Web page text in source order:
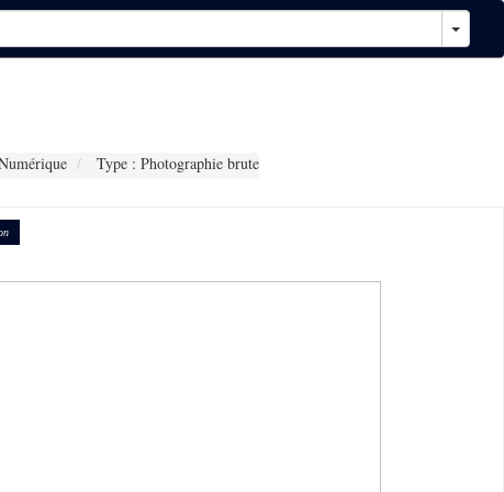
Type : Photographie brute